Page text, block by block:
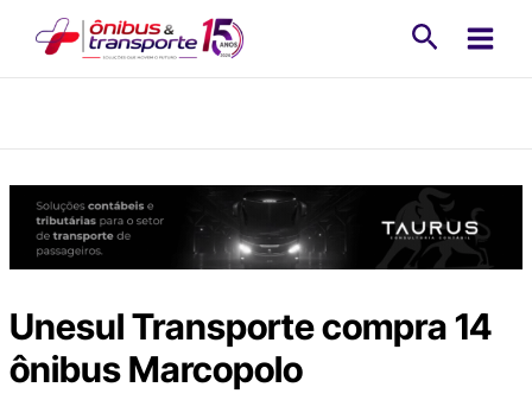
Unesul Transporte compra 14
ônibus Marcopolo